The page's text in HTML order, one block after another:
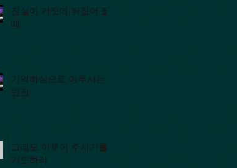
진실이 거짓에 뒤집어 질
때
기억하심으로 이루시는
반전
그래도 이루어 주시기를
기도하라